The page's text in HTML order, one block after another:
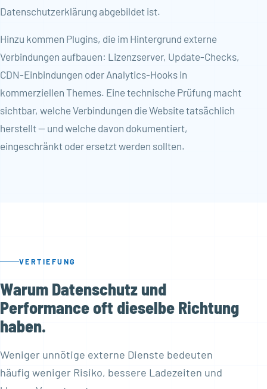
Datenschutzerklärung abgebildet ist.
Hinzu kommen Plugins, die im Hintergrund externe
Verbindungen aufbauen: Lizenzserver, Update-Checks,
CDN-Einbindungen oder Analytics-Hooks in
kommerziellen Themes. Eine technische Prüfung macht
sichtbar, welche Verbindungen die Website tatsächlich
herstellt — und welche davon dokumentiert,
eingeschränkt oder ersetzt werden sollten.
VERTIEFUNG
Warum Datenschutz und
Performance oft dieselbe Richtung
haben.
Weniger unnötige externe Dienste bedeuten
häufig weniger Risiko, bessere Ladezeiten und